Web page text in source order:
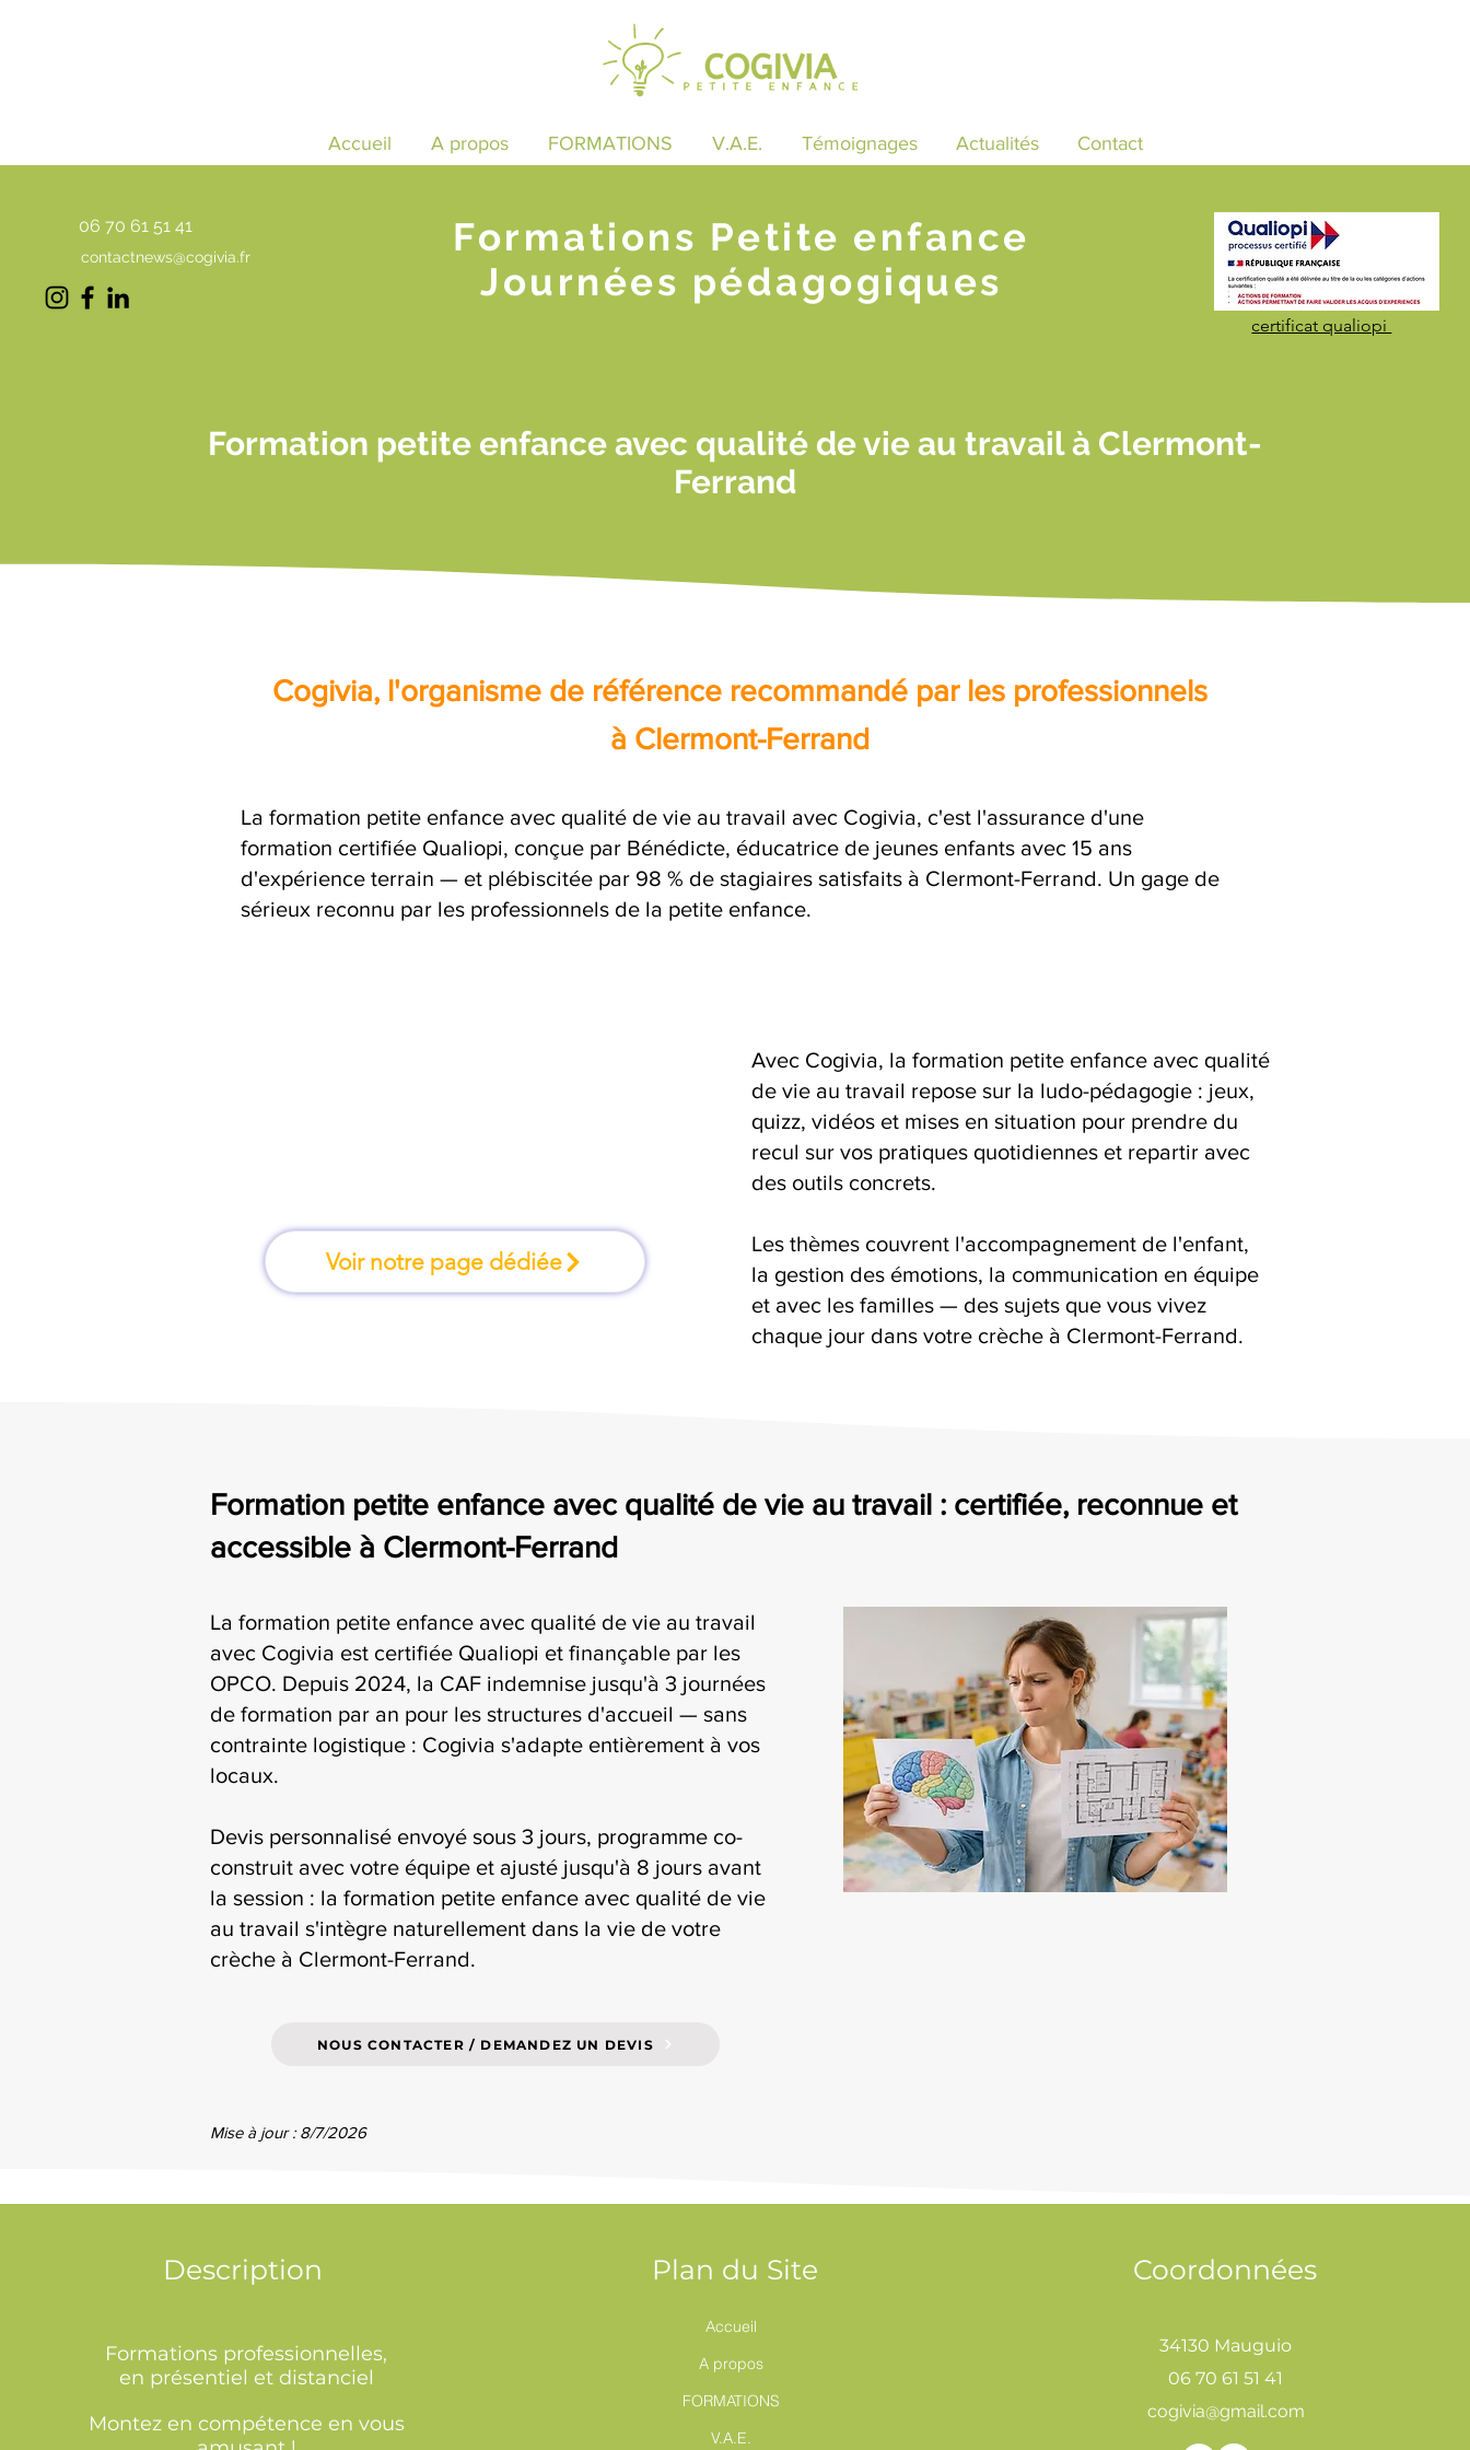
Accueil A propos FORMATIONS V.A.E. Témoignages Actualités Contact
06 70 61 51 41
contactnews@cogivia.fr
Formations Petite enfance
Journées pédagogiques
certificat qualiopi
Formation petite enfance avec qualité de vie au travail à Clermont-
Ferrand
Cogivia, l'organisme de référence recommandé par les professionnels
à Clermont-Ferrand
La formation petite enfance avec qualité de vie au travail avec Cogivia, c'est l'assurance d'une
formation certifiée Qualiopi, conçue par Bénédicte, éducatrice de jeunes enfants avec 15 ans
d'expérience terrain — et plébiscitée par 98 % de stagiaires satisfaits à Clermont-Ferrand. Un gage de
sérieux reconnu par les professionnels de la petite enfance.
Voir notre page dédiée
Avec Cogivia, la formation petite enfance avec qualité
de vie au travail repose sur la ludo-pédagogie : jeux,
quizz, vidéos et mises en situation pour prendre du
recul sur vos pratiques quotidiennes et repartir avec
des outils concrets.
Les thèmes couvrent l'accompagnement de l'enfant,
la gestion des émotions, la communication en équipe
et avec les familles — des sujets que vous vivez
chaque jour dans votre crèche à Clermont-Ferrand.
Formation petite enfance avec qualité de vie au travail : certifiée, reconnue et
accessible à Clermont-Ferrand
La formation petite enfance avec qualité de vie au travail
avec Cogivia est certifiée Qualiopi et finançable par les
OPCO. Depuis 2024, la CAF indemnise jusqu'à 3 journées
de formation par an pour les structures d'accueil — sans
contrainte logistique : Cogivia s'adapte entièrement à vos
locaux.
Devis personnalisé envoyé sous 3 jours, programme co-
construit avec votre équipe et ajusté jusqu'à 8 jours avant
la session : la formation petite enfance avec qualité de vie
au travail s'intègre naturellement dans la vie de votre
crèche à Clermont-Ferrand.
NOUS CONTACTER / DEMANDEZ UN DEVIS
Mise à jour : 8/7/2026
Description
Formations professionnelles,
en présentiel et distanciel
Montez en compétence en vous
Plan du Site
Accueil
A propos
FORMATIONS
V.A.E.
Coordonnées
34130 Mauguio
06 70 61 51 41
cogivia@gmail.com